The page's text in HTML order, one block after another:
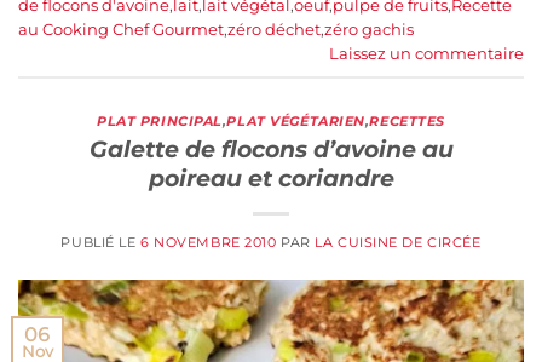
de flocons d'avoine,lait,lait végétal ,oeuf,pulpe de fruits,Recette
au Cooking Chef Gourmet,zéro déchet,zéro gachis
Laissez un commentaire
PLAT PRINCIPAL,PLAT VÉGÉTARIEN,RECETTES
Galette de flocons d’avoine au
poireau et coriandre
PUBLIÉ LE6 NOVEMBRE 2010 PAR LA CUISINE DE CIRCÉE
06
Nov